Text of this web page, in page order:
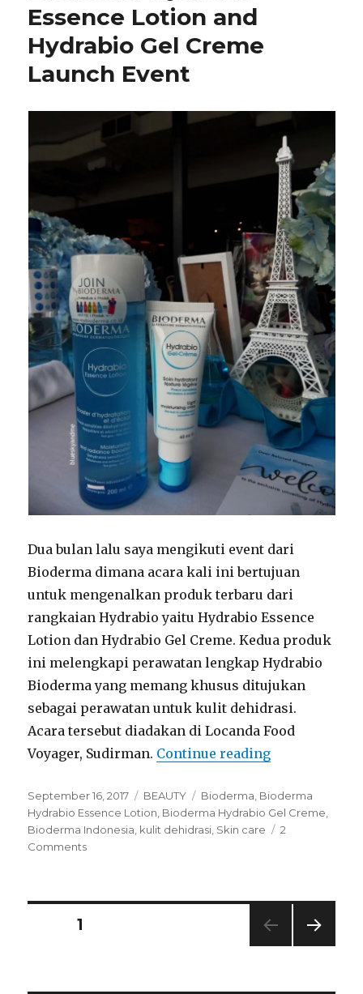
Favorite
Remedy
Essence Lotion and
Hydrabio Gel Creme
Launch Event
Dua bulan lalu saya mengikuti event dari
Bioderma dimana acara kali ini bertujuan
untuk mengenalkan produk terbaru dari
rangkaian Hydrabio yaitu Hydrabio Essence
Lotion dan Hydrabio Gel Creme. Kedua produk
ini melengkapi perawatan lengkap Hydrabio
Bioderma yang memang khusus ditujukan
sebagai perawatan untuk kulit dehidrasi.
Acara tersebut diadakan di Locanda Food
Voyager, Sudirman. Continue reading“Bioderma
Posted
on
September 16, 2017 Categories
BEAUTY Tags
Bioderma, Bioderma
Hydrabio Essence Lotion, Bioderma Hydrabio Gel Creme,
Bioderma Indonesia, kulit dehidrasi, Skin care
2
Commentson
Posts
PAGE1